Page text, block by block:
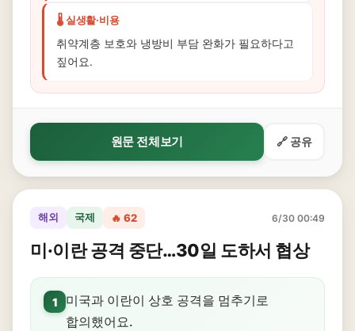
🌡️ 실생활·비용
취약계층 보호와 냉방비 부담 완화가 필요하다고
짚어요.
원문 전체보기 🔗 공유
해외 국제 🔥 62 6/30 00:49
미·이란 공격 중단…30일 도하서 협상
1
미국과 이란이 상호 공격을 멈추기로
합의했어요.